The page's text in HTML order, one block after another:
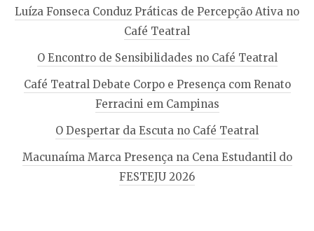
Luíza Fonseca Conduz Práticas de Percepção Ativa no
Café Teatral
O Encontro de Sensibilidades no Café Teatral
Café Teatral Debate Corpo e Presença com Renato
Ferracini em Campinas
O Despertar da Escuta no Café Teatral
Macunaíma Marca Presença na Cena Estudantil do
FESTEJU 2026